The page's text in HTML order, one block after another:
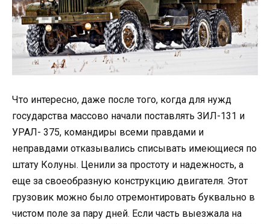
Что интересно, даже после того, когда для нужд
государства массово начали поставлять ЗИЛ-131 и
УРАЛ- 375, командиры всеми правдами и
неправдами отказывались списывать имеющиеся по
штату Колуны. Ценили за простоту и надежность, а
еще за своеобразную конструкцию двигателя. Этот
грузовик можно было отремонтировать буквально в
чистом поле за пару дней. Если часть выезжала на